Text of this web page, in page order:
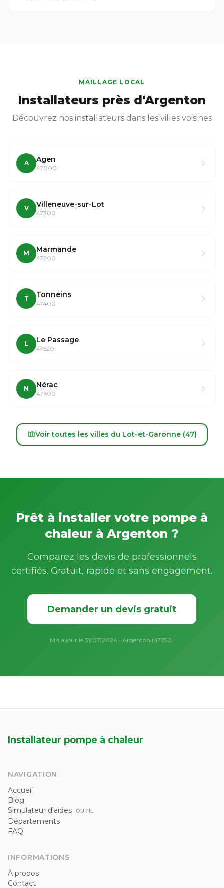
MAILLAGE LOCAL
Installateurs près d'Argenton
Découvrez nos installateurs dans les villes voisines
A Agen
47000
V Villeneuve-sur-Lot
47300
M Marmande
47200
T Tonneins
47400
L Le Passage
47520
N Nérac
47600
Voir toutes les villes du Lot-et-Garonne (47)
Prêt à installer votre pompe à
chaleur à Argenton ?
Comparez les devis de professionnels
certifiés. Gratuit, rapide et sans engagement.
Demander un devis gratuit
Mis à jour le 31/07/2026 - Argenton (47250)
Installateur pompe à chaleur
NAVIGATION
Accueil
Blog
Simulateur d'aides
OUTIL
Départements
FAQ
INFORMATIONS
À propos
Contact